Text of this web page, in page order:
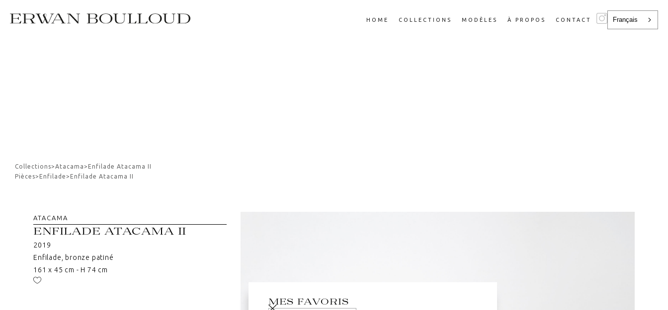
HOME COLLECTIONS MODÈLES À PROPOS CONTACT Français
MES FAVORIS
Collections>Atacama> Enfilade Atacama II
Pièces> Enfilade> Enfilade Atacama II
ATACAMA
ENFILADE ATACAMA II
2019
Enfilade, bronze patiné
161 x 45 cm - H 74 cm